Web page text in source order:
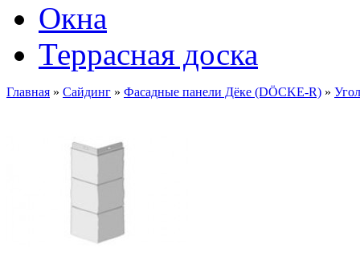
Окна
Террасная доска
Главная » Сайдинг » Фасадные панели Дёке (DÖCKE-R) »